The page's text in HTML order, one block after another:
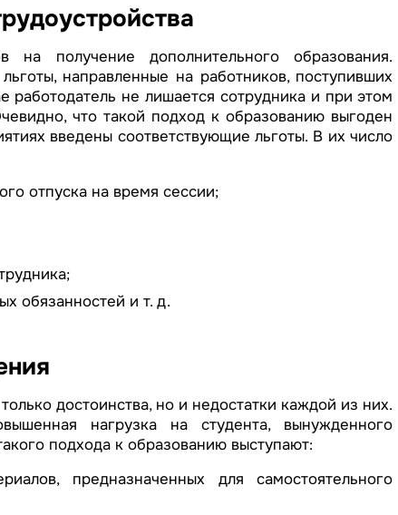
на получение дополнительного образования.
направленные на работников, поступивших
не лишается сотрудника и при этом
что такой подход к образованию выгоден
введены соответствующие льготы. В их число
отпуска на время сессии;
обязанностей и т. д.
достоинства, но и недостатки каждой из них.
нагрузка на студента, вынужденного
подхода к образованию выступают:
предназначенных для самостоятельного